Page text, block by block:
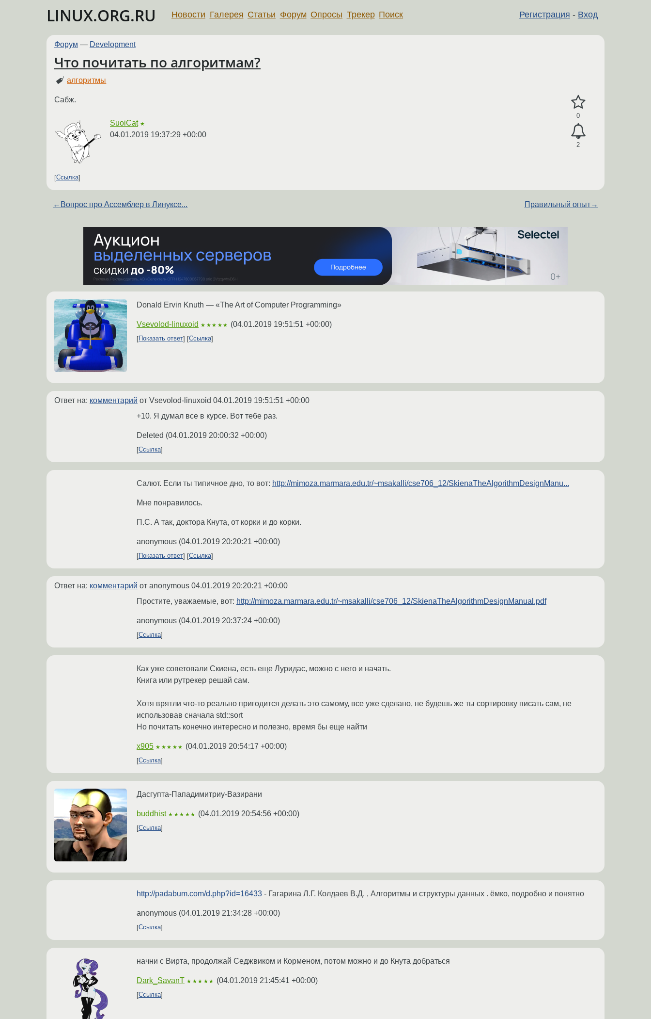
LINUX.ORG.RU Регистрация - Вход
Новости Галерея Статьи Форум Опросы Трекер Поиск
Форум — Development
Что почитать по алгоритмам?
алгоритмы
0
2
Сабж.
SuoiCat ★
04.01.2019 19:37:29 +00:00
Ссылка
← Вопрос про Ассемблер в Линуксе... Правильный опыт→
Donald Ervin Knuth — «The Art of Computer Programming»
Vsevolod-linuxoid ★★★★★ (04.01.2019 19:51:51 +00:00)
Показать ответ Ссылка
Ответ на: комментарий от Vsevolod-linuxoid 04.01.2019 19:51:51 +00:00
+10. Я думал все в курсе. Вот тебе раз.
Deleted (04.01.2019 20:00:32 +00:00)
Ссылка
Салют. Если ты типичное дно, то вот: http://mimoza.marmara.edu.tr/~msakalli/cse706_12/SkienaTheAlgorithmDesignManu...
Мне понравилось.
П.С. А так, доктора Кнута, от корки и до корки.
anonymous (04.01.2019 20:20:21 +00:00)
Показать ответ Ссылка
Ответ на: комментарий от anonymous 04.01.2019 20:20:21 +00:00
Простите, уважаемые, вот: http://mimoza.marmara.edu.tr/~msakalli/cse706_12/SkienaTheAlgorithmDesignManual.pdf
anonymous (04.01.2019 20:37:24 +00:00)
Ссылка
Как уже советовали Скиена, есть еще Луридас, можно с него и начать.
Книга или рутрекер решай сам.
Хотя врятли что-то реально пригодится делать это самому, все уже сделано, не будешь же ты сортировку писать сам, не
использовав сначала std::sort
Но почитать конечно интересно и полезно, время бы еще найти
x905 ★★★★★ (04.01.2019 20:54:17 +00:00)
Ссылка
Дасгупта-Пападимитриу-Вазирани
buddhist ★★★★★ (04.01.2019 20:54:56 +00:00)
Ссылка
http://padabum.com/d.php?id=16433 - Гагарина Л.Г. Колдаев В.Д. , Алгоритмы и структуры данных . ёмко, подробно и понятно
anonymous (04.01.2019 21:34:28 +00:00)
Ссылка
начни с Вирта, продолжай Седжвиком и Корменом, потом можно и до Кнута добраться
Dark_SavanT ★★★★★ (04.01.2019 21:45:41 +00:00)
Ссылка